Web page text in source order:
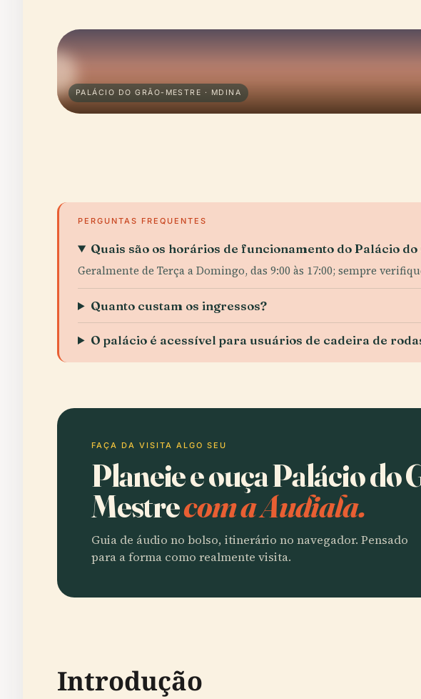
PALÁCIO DO GRÃO-MESTRE · MDINA
PERGUNTAS FREQUENTES
Quais são os horários de funcionamento do Palácio
Geralmente de Terça a Domingo, das 9:00 às 17:00; sempre
Quanto custam os ingressos?
O palácio é acessível para usuários de cadeira de
FAÇA DA VISITA ALGO SEU
Planeie e ouça Palácio do
Mestrecom a Audiala.
Guia de áudio no bolso, itinerário no navegador. Pensado
para a forma como realmente visita.
Introdução